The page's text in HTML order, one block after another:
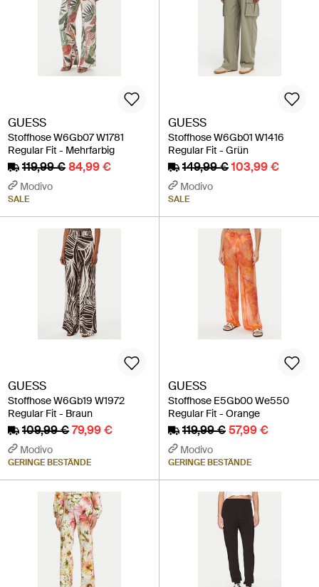
GUESS
Stoffhose W6Gb07 W1781
Regular Fit - Mehrfarbig
119,99 €84,99 €
Modivo
SALE
GUESS
Stoffhose W6Gb01 W1416
Regular Fit - Grün
149,99 €103,99 €
Modivo
SALE
GUESS
Stoffhose W6Gb19 W1972
Regular Fit - Braun
109,99 €79,99 €
Modivo
GERINGE BESTÄNDE
GUESS
Stoffhose E5Gb00 We550
Regular Fit - Orange
119,99 €57,99 €
Modivo
GERINGE BESTÄNDE